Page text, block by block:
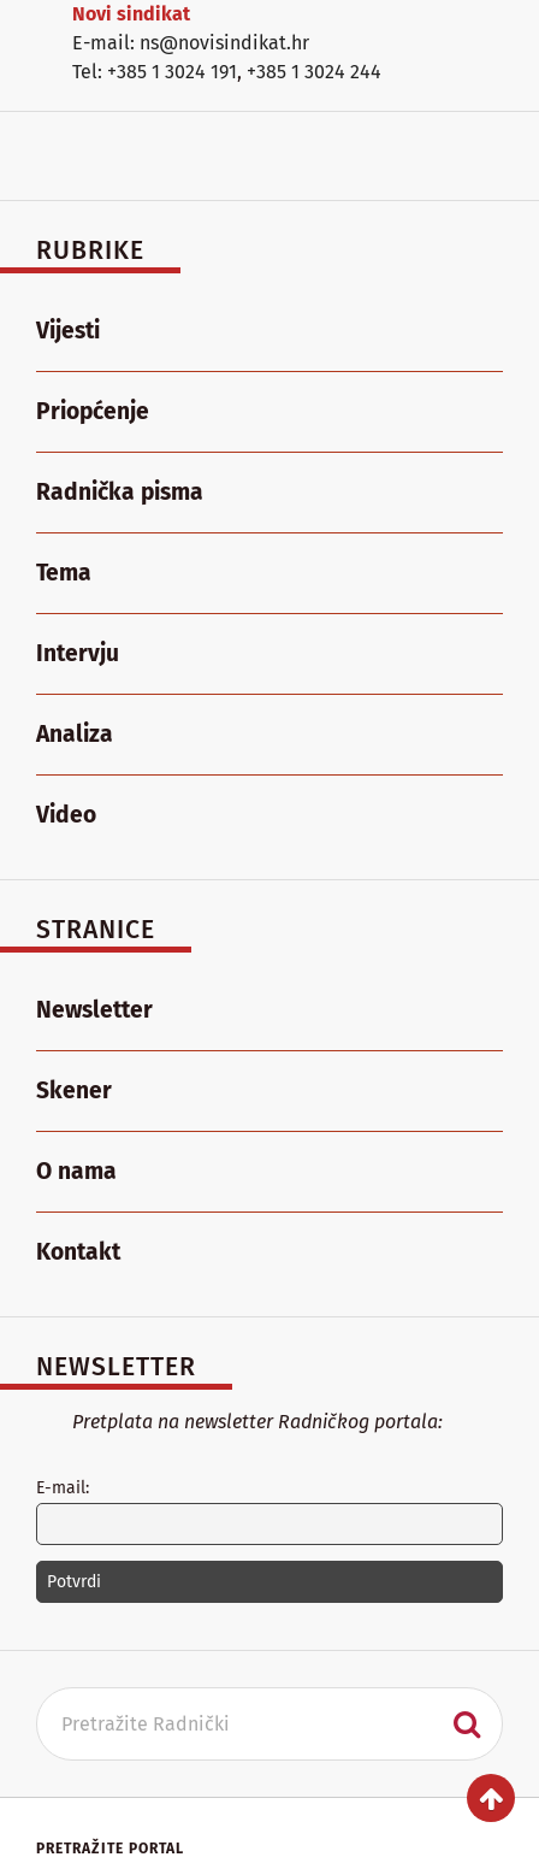
Novi sindikat
E-mail: ns@novisindikat.hr
Tel: +385 1 3024 191, +385 1 3024 244
RUBRIKE
Vijesti
Priopćenje
Radnička pisma
Tema
Intervju
Analiza
Video
STRANICE
Newsletter
Skener
O nama
Kontakt
NEWSLETTER
Pretplata na newsletter Radničkog portala:
E-mail:
PRETRAŽITE PORTAL